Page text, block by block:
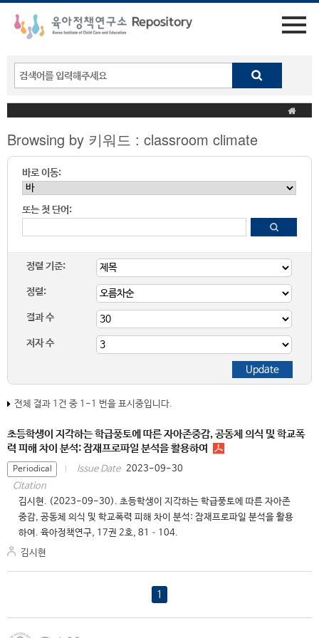
Browsing by 키워드 : classroom climate
바로 이동:
또는 첫 단어:
정렬 기준:
정렬:
결과 수
저자 수
전체 결과 1건 중 1-1 번을 표시중입니다.
초등학생이 지각하는 학급풍토에 따른 자아존중감, 공동체 의식 및 학교폭
력 피해 차이 분석: 잠재프로파일 분석을 활용하여
Periodical Issue Date 2023-09-30
Citation
김시현. (2023-09-30). 초등학생이 지각하는 학급풍토에 따른 자아존
중감, 공동체 의식 및 학교폭력 피해 차이 분석: 잠재프로파일 분석을 활용
하여. 육아정책연구, 17권 2호, 81–104.
김시현
1